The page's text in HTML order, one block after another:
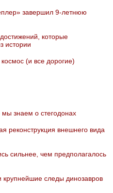
завершил 9-летнюю
которые
истории
(и все дорогие)
знаем о стегодонах
реконструкция внешнего вида
сильнее, чем предполагалось
крупнейшие следы динозавров